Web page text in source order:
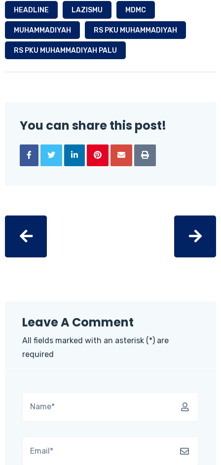
HEADLINE LAZISMU MDMC
MUHAMMADIYAH RS PKU MUHAMMADIYAH
RS PKU MUHAMMADIYAH PALU
You can share this post!
Leave A Comment
All fields marked with an asterisk (*) are
required